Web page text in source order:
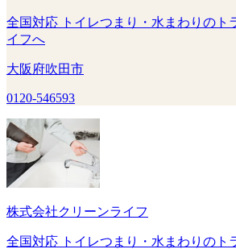
全国対応 トイレつまり・水まわりのト
イフへ
大阪府吹田市
0120-546593
株式会社クリーンライフ
全国対応 トイレつまり・水まわりのト